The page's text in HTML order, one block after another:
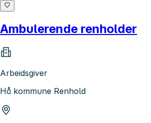
Ambulerende renholder
Arbeidsgiver
Hå kommune Renhold